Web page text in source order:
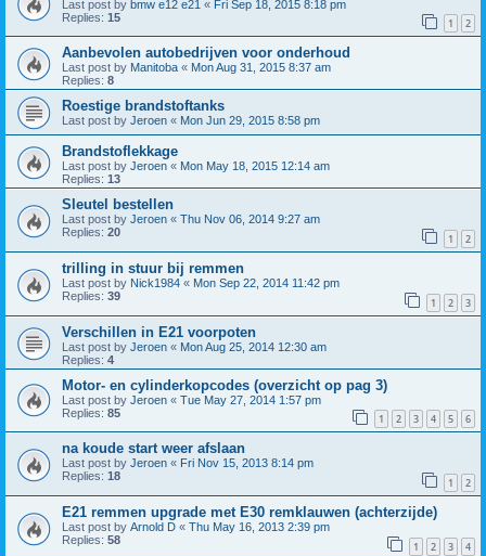
Last post by bmw e12 e21 « Fri Sep 18, 2015 8:18 pm
Replies: 15 1 2
Aanbevolen autobedrijven voor onderhoud
Last post by Manitoba « Mon Aug 31, 2015 8:37 am
Replies: 8
Roestige brandstoftanks
Last post by Jeroen « Mon Jun 29, 2015 8:58 pm
Brandstoflekkage
Last post by Jeroen « Mon May 18, 2015 12:14 am
Replies: 13
Sleutel bestellen
Last post by Jeroen « Thu Nov 06, 2014 9:27 am
Replies: 20 1 2
trilling in stuur bij remmen
Last post by Nick1984 « Mon Sep 22, 2014 11:42 pm
Replies: 39 1 2 3
Verschillen in E21 voorpoten
Last post by Jeroen « Mon Aug 25, 2014 12:30 am
Replies: 4
Motor- en cylinderkopcodes (overzicht op pag 3)
Last post by Jeroen « Tue May 27, 2014 1:57 pm
Replies: 85 1 2 3 4 5 6
na koude start weer afslaan
Last post by Jeroen « Fri Nov 15, 2013 8:14 pm
Replies: 18 1 2
E21 remmen upgrade met E30 remklauwen (achterzijde)
Last post by Arnold D « Thu May 16, 2013 2:39 pm
Replies: 58 1 2 3 4